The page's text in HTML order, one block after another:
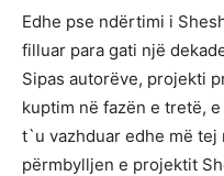
Edhe pse ndërtimi i
filluar para gati një
Sipas autorëve, projekti
kuptim në fazën e tretë,
t`u vazhduar edhe më
përmbylljen e projektit